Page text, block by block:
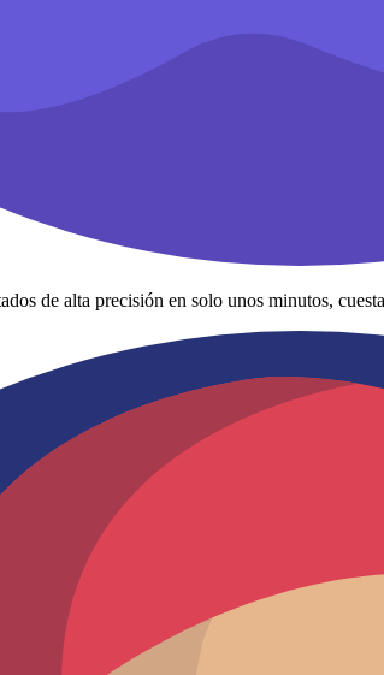
de alta precisión en solo unos minutos,